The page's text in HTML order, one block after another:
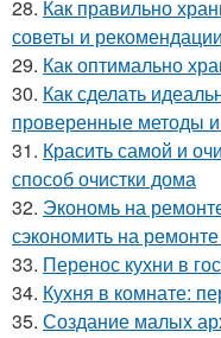
28. Как правильно
советы и рекомендации
29. Как оптимально
30. Как сделать
проверенные методы
31. Красить самой и
способ очистки дома
32. Экономь на
сэкономить на
33. Перенос кухни в
34. Кухня в комнате:
35. Создание малых